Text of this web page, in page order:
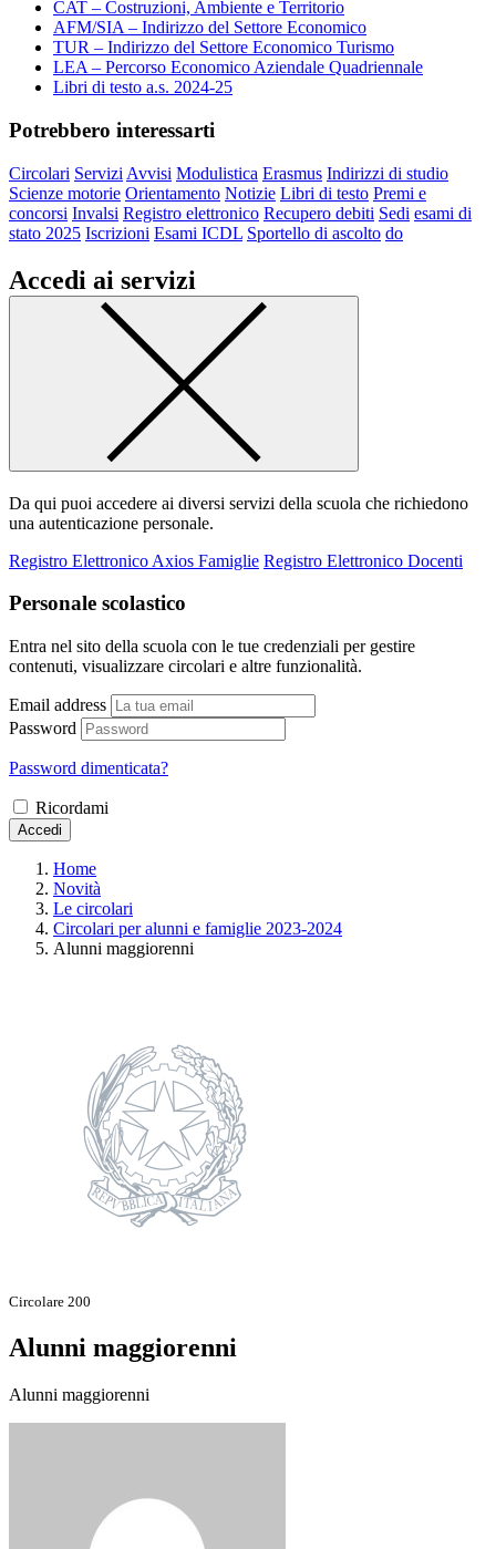
CAT – Costruzioni, Ambiente e Territorio
AFM/SIA – Indirizzo del Settore Economico
TUR – Indirizzo del Settore Economico Turismo
LEA – Percorso Economico Aziendale Quadriennale
Libri di testo a.s. 2024-25
Potrebbero interessarti
Circolari Servizi Avvisi Modulistica Erasmus Indirizzi di studio
Scienze motorie Orientamento Notizie Libri di testo Premi e
concorsi Invalsi Registro elettronico Recupero debiti Sedi esami di
stato 2025 Iscrizioni Esami ICDL Sportello di ascolto do
Accedi ai servizi
Da qui puoi accedere ai diversi servizi della scuola che richiedono
una autenticazione personale.
Registro Elettronico Axios Famiglie Registro Elettronico Docenti
Personale scolastico
Entra nel sito della scuola con le tue credenziali per gestire
contenuti, visualizzare circolari e altre funzionalità.
Email address
Password
Password dimenticata?
Ricordami
Accedi
Home
Novità
Le circolari
Circolari per alunni e famiglie 2023-2024
Alunni maggiorenni
Circolare 200
Alunni maggiorenni
Alunni maggiorenni